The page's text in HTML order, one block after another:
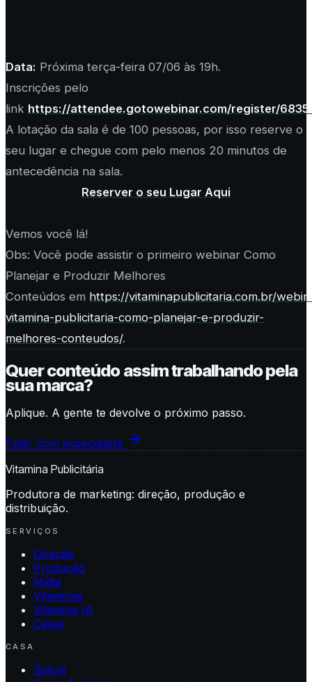
Data: Próxima terça-feira 07/06 às 19h.
Inscrições pelo
link https://attendee.gotowebinar.com/register/
A lotação da sala é de 100 pessoas, por isso reserve o
seu lugar e chegue com pelo menos 20 minutos de
antecedência na sala.
Reserver o seu Lugar Aqui
Vemos você lá!
Obs: Você pode assistir o primeiro webinar Como
Planejar e Produzir Melhores
Conteúdos em https://vitaminapublicitaria.com.br/
vitamina-publicitaria-como-planejar-e-produzir-
melhores-conteudos/.
Quer conteúdo assim trabalhando pela
sua marca?
Aplique. A gente te devolve o próximo passo.
Falar com especialista
Vitamina Publicitária
Produtora de marketing: direção, produção e
distribuição.
SERVIÇOS
Direção
Produção
Mídia
Vitaminas
Vitamina IA
Cases
CASA
Sobre